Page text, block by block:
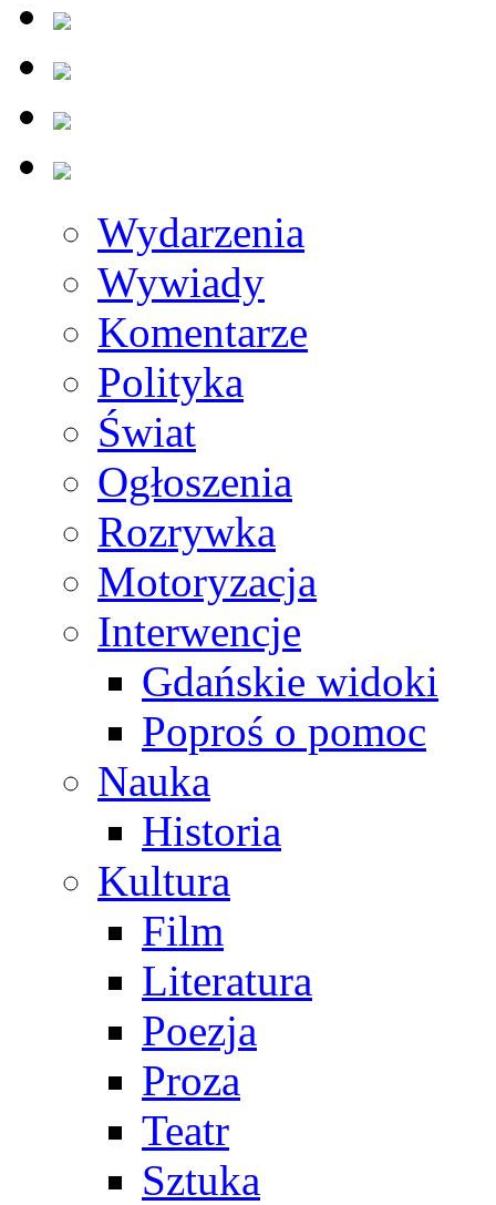
Wydarzenia
Wywiady
Komentarze
Polityka
Świat
Ogłoszenia
Rozrywka
Motoryzacja
Interwencje
Gdańskie widoki
Poproś o pomoc
Nauka
Historia
Kultura
Film
Literatura
Poezja
Proza
Teatr
Sztuka